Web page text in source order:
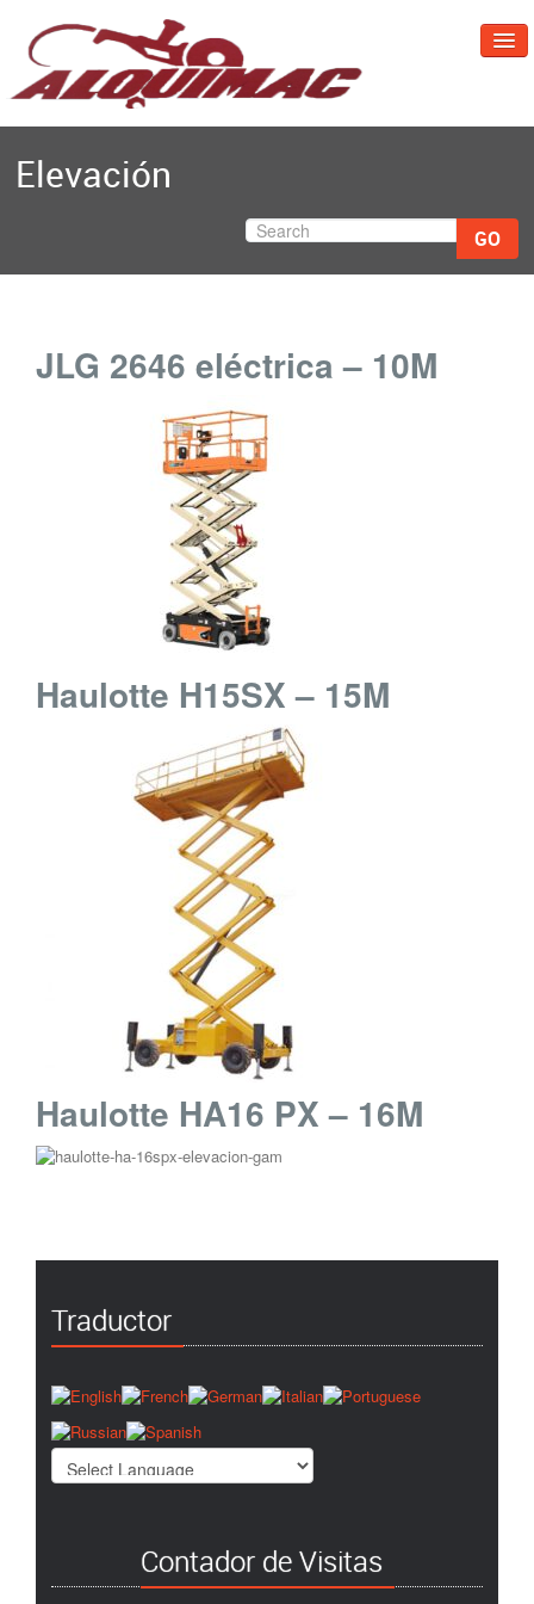
Inicio
Repuestos Maquinaria
Contacto
Whatsapp
Elevación
GO
JLG 2646 eléctrica – 10M
Haulotte H15SX – 15M
Haulotte HA16 PX – 16M
Traductor
Contador de Visitas